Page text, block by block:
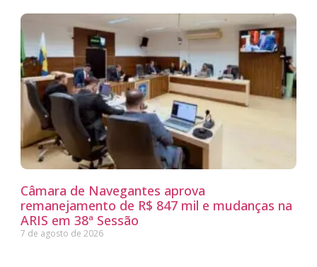
Câmara de Navegantes aprova
remanejamento de R$ 847 mil e mudanças na
ARIS em 38ª Sessão
7 de agosto de 2026